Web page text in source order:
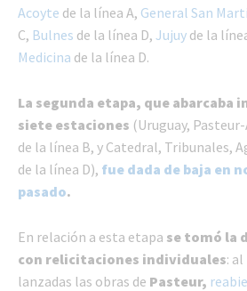
Acoyte de la línea A, General San
C, Bulnes de la línea D, Jujuy de la
Medicina de la línea D.
La segunda etapa, que abarcaba
siete estaciones (Uruguay,
de la línea B, y Catedral, Tribunales,
de la línea D), fue dada de baja en
pasado.
En relación a esta etapa se tomó la
con relicitaciones individuales:
lanzadas las obras de Pasteur,